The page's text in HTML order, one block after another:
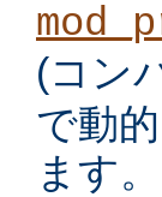
(コン
で動
ます。